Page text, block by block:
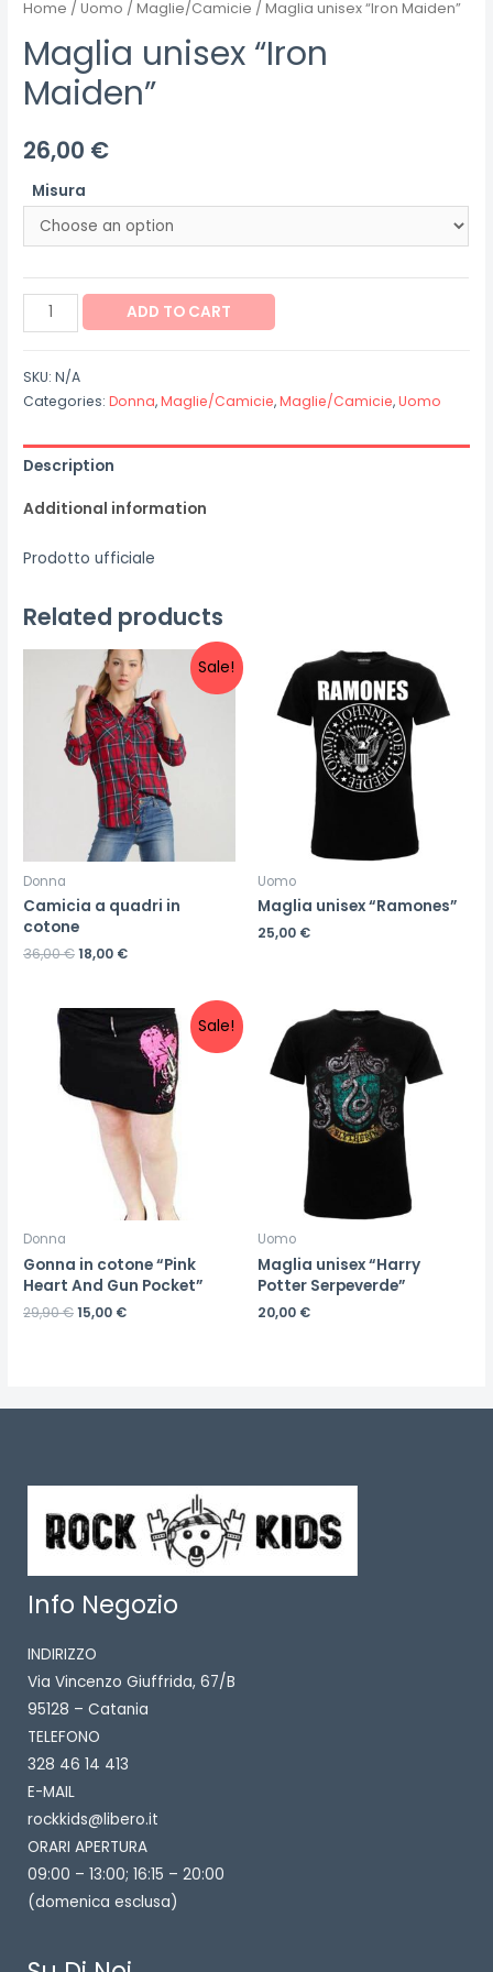
Home /Uomo /Maglie/Camicie / Maglia unisex “Iron Maiden”
Maglia unisex “Iron
Maiden”
26,00 €
Misura
Maglia
unisex
Maiden"
quantity
ADD TO CART
SKU:N/A
Categories:Donna,Maglie/Camicie,Maglie/Camicie,Uomo
Description
Additional information
Prodotto ufficiale
Related products
Sale!
Donna
Camicia a quadri in
cotone
36,00€18,00 €
Uomo
Maglia unisex “Ramones”
25,00 €
Sale!
Donna
Gonna in cotone “Pink
Heart And Gun Pocket”
29,90€15,00 €
Uomo
Maglia unisex “Harry
Potter Serpeverde”
20,00 €
Info Negozio
INDIRIZZO
Via Vincenzo Giuffrida, 67/B
95128 – Catania
TELEFONO
328 46 14 413
E-MAIL
rockkids@libero.it
ORARI APERTURA
09:00 – 13:00; 16:15 – 20:00
(domenica esclusa)